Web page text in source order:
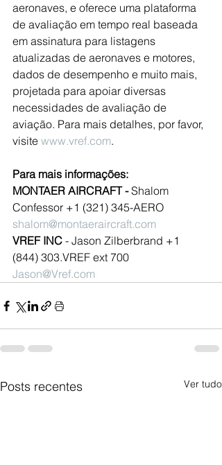
aeronaves, e oferece uma plataforma
de avaliação em tempo real baseada
em assinatura para listagens
atualizadas de aeronaves e motores,
dados de desempenho e muito mais,
projetada para apoiar diversas
necessidades de avaliação de
aviação. Para mais detalhes, por favor,
visite www.vref.com.
Para mais informações:
MONTAER AIRCRAFT - Shalom
Confessor +1 (321) 345-AERO
shalom@montaeraircraft.com
VREF INC - Jason Zilberbrand +1
(844) 303.VREF ext 700
Jason@Vref.com
Posts recentes Ver tudo